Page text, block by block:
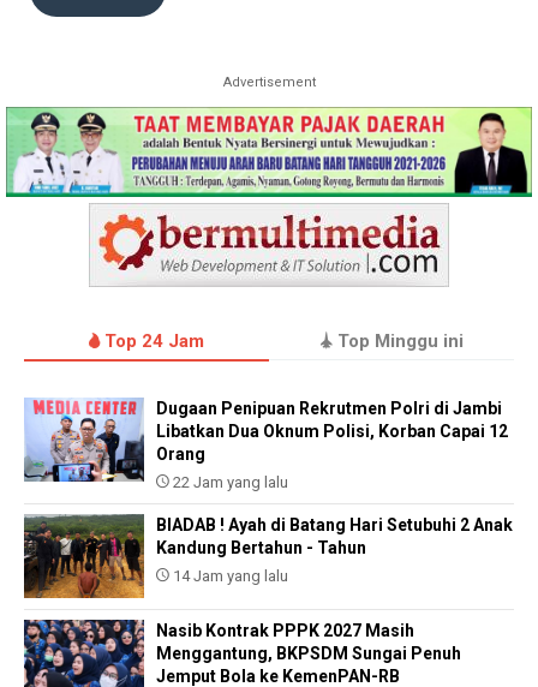
Advertisement
Top 24 Jam Top Minggu ini
Dugaan Penipuan Rekrutmen Polri di Jambi
Libatkan Dua Oknum Polisi, Korban Capai 12
Orang
22 Jam yang lalu
BIADAB ! Ayah di Batang Hari Setubuhi 2 Anak
Kandung Bertahun - Tahun
14 Jam yang lalu
Nasib Kontrak PPPK 2027 Masih
Menggantung, BKPSDM Sungai Penuh
Jemput Bola ke KemenPAN-RB